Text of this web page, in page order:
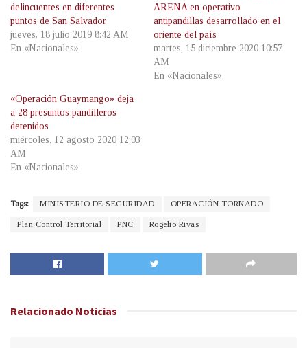
delincuentes en diferentes
puntos de San Salvador
jueves, 18 julio 2019 8:42 AM
En «Nacionales»
ARENA en operativo
antipandillas desarrollado en el
oriente del país
martes, 15 diciembre 2020 10:57
AM
En «Nacionales»
«Operación Guaymango» deja
a 28 presuntos pandilleros
detenidos
miércoles, 12 agosto 2020 12:03
AM
En «Nacionales»
Tags: MINISTERIO DE SEGURIDAD OPERACIÓN TORNADO
Plan Control Territorial PNC Rogelio Rivas
Relacionado Noticias